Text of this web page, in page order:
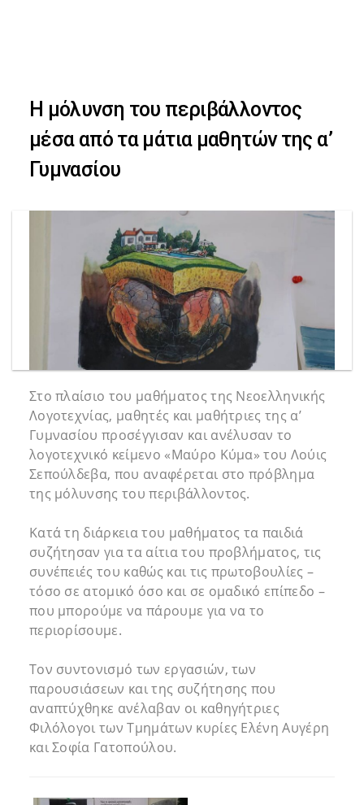
navigation
to
content
Η μόλυνση του περιβάλλοντος
μέσα από τα μάτια μαθητών της α’
Γυμνασίου
Στο πλαίσιο του μαθήματος της Νεοελληνικής
Λογοτεχνίας, μαθητές και μαθήτριες της α’
Γυμνασίου προσέγγισαν και ανέλυσαν το
λογοτεχνικό κείμενο «Μαύρο Κύμα» του Λούις
Σεπούλδεβα, που αναφέρεται στο πρόβλημα
της μόλυνσης του περιβάλλοντος.
Κατά τη διάρκεια του μαθήματος τα παιδιά
συζήτησαν για τα αίτια του προβλήματος, τις
συνέπειές του καθώς και τις πρωτοβουλίες –
τόσο σε ατομικό όσο και σε ομαδικό επίπεδο –
που μπορούμε να πάρουμε για να το
περιορίσουμε.
Τον συντονισμό των εργασιών, των
παρουσιάσεων και της συζήτησης που
αναπτύχθηκε ανέλαβαν οι καθηγήτριες
Φιλόλογοι των Τμημάτων κυρίες Ελένη Αυγέρη
και Σοφία Γατοπούλου.